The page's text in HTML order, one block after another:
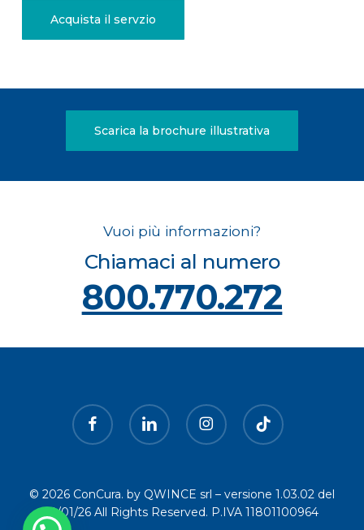
Acquista il servzio
Scarica la brochure illustrativa
Vuoi più informazioni?
Chiamaci al numero
800.770.272
facebook linkedin instagram tiktok
© 2026 ConCura. by QWINCE srl – versione 1.03.02 del
19/01/26 All Rights Reserved. P.IVA 11801100964